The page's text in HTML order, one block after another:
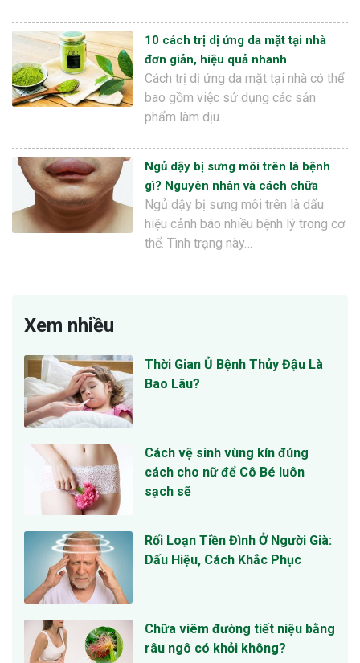
10 cách trị dị ứng da mặt tại nhà
đơn giản, hiệu quả nhanh
Cách trị dị ứng da mặt tại nhà có thể
bao gồm việc sử dụng các sản
phẩm làm dịu…
Ngủ dậy bị sưng môi trên là bệnh
gì? Nguyên nhân và cách chữa
Ngủ dậy bị sưng môi trên là dấu
hiệu cảnh báo nhiều bệnh lý trong cơ
thể. Tình trạng này…
Xem nhiều
Thời Gian Ủ Bệnh Thủy Đậu Là
Bao Lâu?
Cách vệ sinh vùng kín đúng
cách cho nữ để Cô Bé luôn
sạch sẽ
Rối Loạn Tiền Đình Ở Người Già:
Dấu Hiệu, Cách Khắc Phục
Chữa viêm đường tiết niệu bằng
râu ngô có khỏi không?